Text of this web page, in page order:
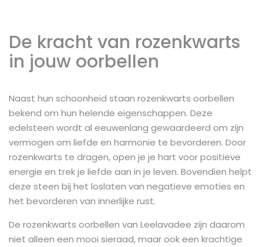
De kracht van rozenkwarts
in jouw oorbellen
Naast hun schoonheid staan rozenkwarts oorbellen
bekend om hun helende eigenschappen. Deze
edelsteen wordt al eeuwenlang gewaardeerd om zijn
vermogen om liefde en harmonie te bevorderen. Door
rozenkwarts te dragen, open je je hart voor positieve
energie en trek je liefde aan in je leven. Bovendien helpt
deze steen bij het loslaten van negatieve emoties en
het bevorderen van innerlijke rust.
De rozenkwarts oorbellen van Leelavadee zijn daarom
niet alleen een mooi sieraad, maar ook een krachtige